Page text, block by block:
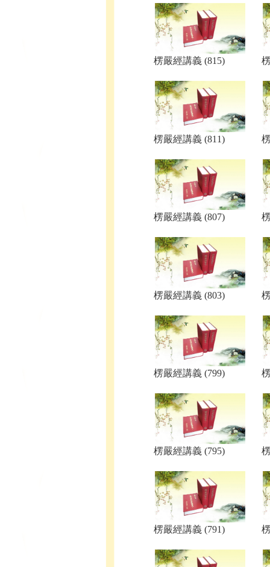
楞嚴經講義 (815)
楞嚴經講義 (811)
楞嚴經講義 (807)
楞嚴經講義 (803)
楞嚴經講義 (799)
楞嚴經講義 (795)
楞嚴經講義 (791)